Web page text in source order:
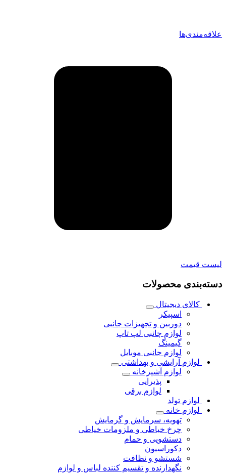
علاقه‌مندی‌ها
لیست قیمت
دسته‌بندی محصولات
کالای دیجیتال
اسپیکر
دوربین و تجهیزات جانبی
لوازم چانبی لپ تاپ
گیمینگ
لوازم جانبی موبایل
لوازم آرایشی و بهداشتی
لوازم آشپزخانه
پذیرایی
لوازم برقی
لوازم تولد
لوازم خانه
تهویه، سرمایش و گرمایش
چرخ خیاطی و ملزومات خیاطی
دستشویی و حمام
دکوراسیون
شستشو و نظافت
نگهدارنده و تقسیم کننده لباس و لوازم